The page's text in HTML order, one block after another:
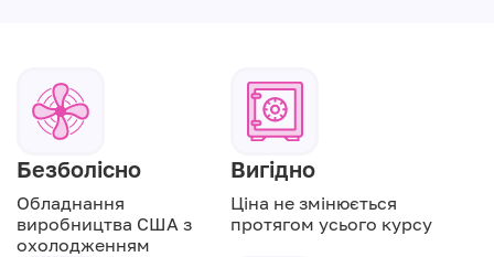
Безболісно
Обладнання
виробництва США з
охолодженням
Вигідно
Ціна не змінюється
протягом усього курсу